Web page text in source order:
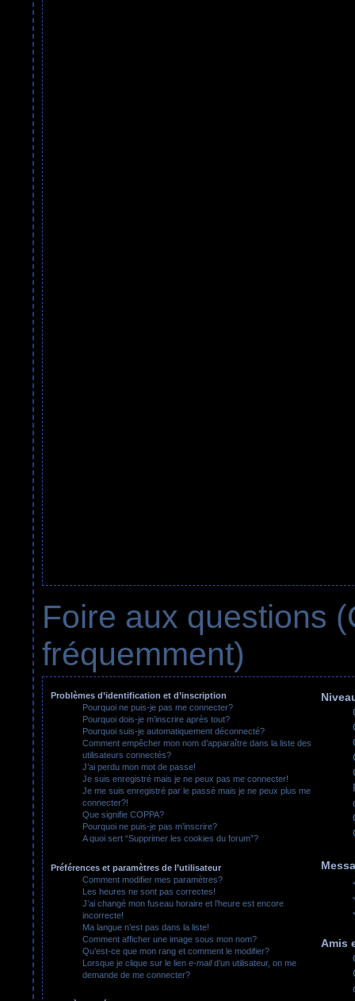
Foire aux questions
fréquemment)
Problèmes d’identification et d’inscription
Pourquoi ne puis-je pas me connecter?
Pourquoi dois-je m’inscrire après tout?
Pourquoi suis-je automatiquement déconnecté?
Comment empêcher mon nom d’apparaître dans la liste des
utilisateurs connectés?
J’ai perdu mon mot de passe!
Je suis enregistré mais je ne peux pas me connecter!
Je me suis enregistré par le passé mais je ne peux plus me
connecter?!
Que signifie COPPA?
Pourquoi ne puis-je pas m’inscrire?
A quoi sert “Supprimer les cookies du forum”?
Préférences et paramètres de l’utilisateur
Comment modifier mes paramètres?
Les heures ne sont pas correctes!
J’ai changé mon fuseau horaire et l’heure est encore
incorrecte!
Ma langue n’est pas dans la liste!
Comment afficher une image sous mon nom?
Qu’est-ce que mon rang et comment le modifier?
Lorsque je clique sur le lien e-maild’un utilisateur, on me
demande de me connecter?
Amis